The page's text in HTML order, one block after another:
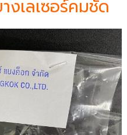
งเลเซอร์คมชัด